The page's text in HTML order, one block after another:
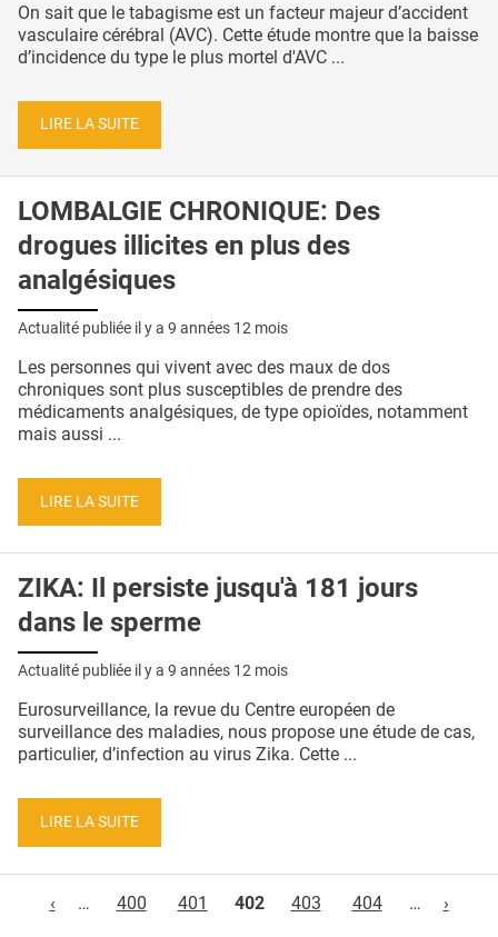
On sait que le tabagisme est un facteur majeur d’accident
vasculaire cérébral (AVC). Cette étude montre que la baisse
d’incidence du type le plus mortel d'AVC ...
LIRE LA SUITE
LOMBALGIE CHRONIQUE: Des
drogues illicites en plus des
analgésiques
Actualité publiée il y a 9 années 12 mois
Les personnes qui vivent avec des maux de dos
chroniques sont plus susceptibles de prendre des
médicaments analgésiques, de type opioïdes, notamment
mais aussi ...
LIRE LA SUITE
ZIKA: Il persiste jusqu'à 181 jours
dans le sperme
Actualité publiée il y a 9 années 12 mois
Eurosurveillance, la revue du Centre européen de
surveillance des maladies, nous propose une étude de cas,
particulier, d’infection au virus Zika. Cette ...
LIRE LA SUITE
‹
… 400 401 402 403 404 … ›